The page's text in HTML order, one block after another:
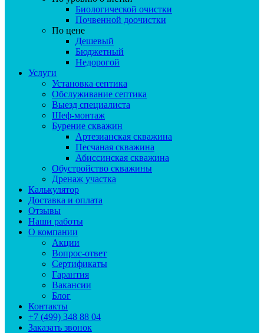
Биологической очистки
Почвенной доочистки
По цене
Дешевый
Бюджетный
Недорогой
Услуги
Установка септика
Обслуживание септика
Выезд специалиста
Шеф-монтаж
Бурение скважин
Артезианская скважина
Песчаная скважина
Абиссинская скважина
Обустройство скважины
Дренаж участка
Калькулятор
Доставка и оплата
Отзывы
Наши работы
О компании
Акции
Вопрос-ответ
Сертификаты
Гарантия
Вакансии
Блог
Контакты
+7 (499) 348 88 04
Заказать звонок